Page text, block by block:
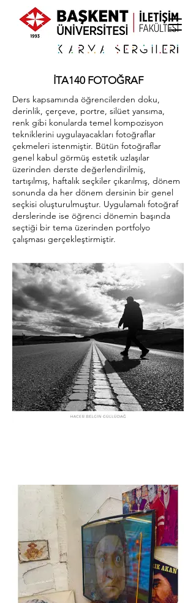
İTA140 FOTOĞRAF
Ders kapsamında öğrencilerden doku,
derinlik, çerçeve, portre, silüet yansıma,
renk gibi konularda temel kompozisyon
tekniklerini uygulayacakları fotoğraflar
çekmeleri istenmiştir. Bütün fotoğraflar
genel kabul görmüş estetik uzlaşılar
üzerinden derste değerlendirilmiş,
tartışılmış, haftalık seçkiler çıkarılmış, dönem
sonunda da her dönem dersinin bir genel
seçkisi oluşturulmuştur. Uygulamalı fotoğraf
derslerinde ise öğrenci dönemin başında
seçtiği bir tema üzerinden portfolyo
çalışması gerçekleştirmiştir.